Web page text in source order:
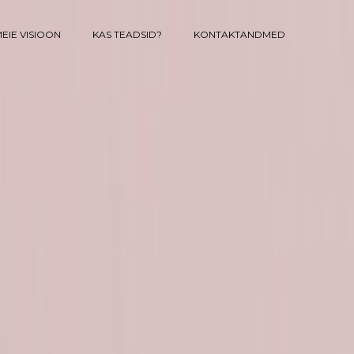
VISIOON KAS TEADSID? KONTAKTANDMED